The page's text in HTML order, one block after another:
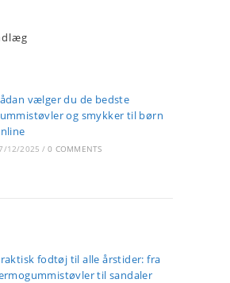
vælger du de bedste
og smykker til børn
12/2025 / 0 COMMENTS
fodtøj til alle årstider: fra
til sandaler